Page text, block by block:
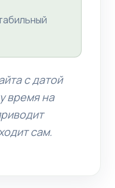
с датой
время на
сам.